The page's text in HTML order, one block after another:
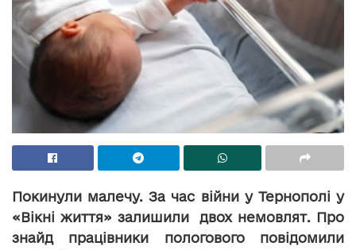
Покинули малечу. За час війни у Тернополі у
«Вікні життя» залишили двох немовлят. Про
знайд працівники пологового повідомили